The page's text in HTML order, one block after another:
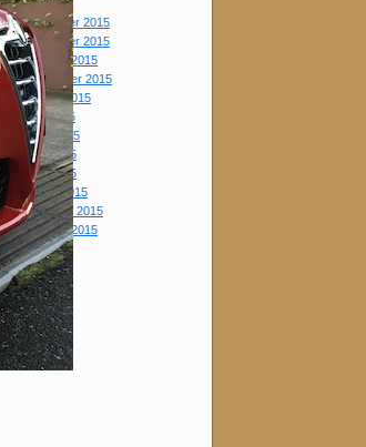
December 2015
November 2015
October 2015
September 2015
August 2015
July 2015
June 2015
May 2015
April 2015
March 2015
February 2015
January 2015
RSS